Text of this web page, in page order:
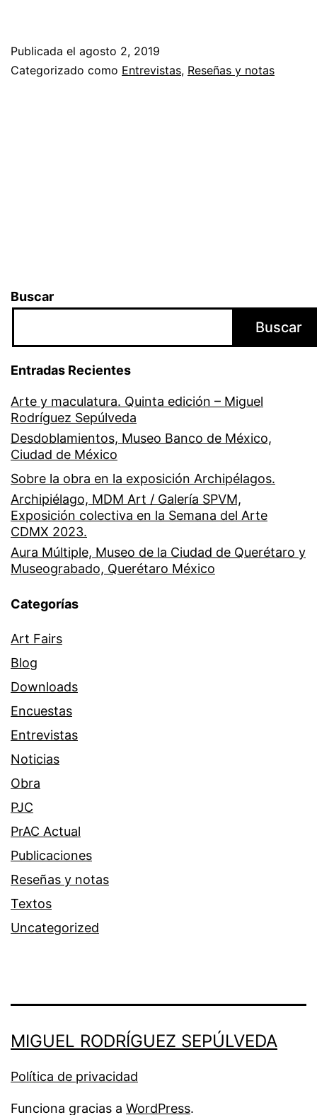
Publicada el agosto 2, 2019
Categorizado como Entrevistas, Reseñas y notas
Buscar
Buscar
Entradas Recientes
Arte y maculatura. Quinta edición – Miguel
Rodríguez Sepúlveda
Desdoblamientos, Museo Banco de México,
Ciudad de México
Sobre la obra en la exposición Archipélagos.
Archipiélago, MDM Art / Galería SPVM,
Exposición colectiva en la Semana del Arte
CDMX 2023.
Aura Múltiple, Museo de la Ciudad de Querétaro y
Museograbado, Querétaro México
Categorías
Art Fairs
Blog
Downloads
Encuestas
Entrevistas
Noticias
Obra
PJC
PrAC Actual
Publicaciones
Reseñas y notas
Textos
Uncategorized
MIGUEL RODRÍGUEZ SEPÚLVEDA
Política de privacidad
Funciona gracias a WordPress.